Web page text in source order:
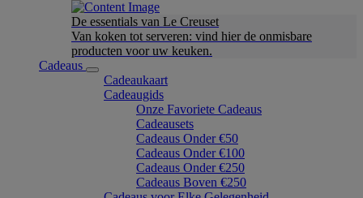
De essentials van Le Creuset
Van koken tot serveren: vind hier de onmisbare
producten voor uw keuken.
Cadeaus
Cadeaukaart
Cadeaugids
Onze Favoriete Cadeaus
Cadeausets
Cadeaus Onder €50
Cadeaus Onder €100
Cadeaus Onder €250
Cadeaus Boven €250